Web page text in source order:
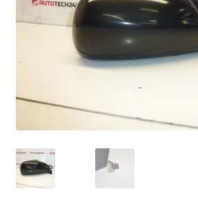
Môj účet
O nás
Obchodné podmienky
Platby